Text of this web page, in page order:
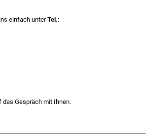
einfach unterTel.:
das Gespräch mit Ihnen.